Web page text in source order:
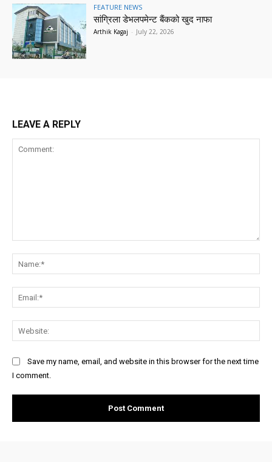
FEATURE NEWS
सांग्रिला डेभलपमेन्ट बैंकको खुद नाफा
Arthik Kagaj - July 22, 2026
LEAVE A REPLY
Save my name, email, and website in this browser for the next time
I comment.